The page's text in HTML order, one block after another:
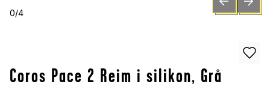
0/4 PREVIOUSNEXT
Coros Pace 2 Reim i silikon, Grå